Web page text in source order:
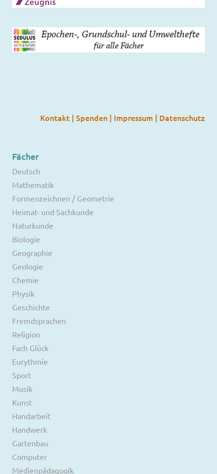
Kontakt | Spenden | Impressum | Datenschutz
Fächer
Deutsch
Mathematik
Formenzeichnen / Geometrie
Heimat- und Sachkunde
Naturkunde
Biologie
Geographie
Geologie
Chemie
Physik
Geschichte
Fremdsprachen
Religion
Fach Glück
Eurythmie
Sport
Musik
Kunst
Handarbeit
Handwerk
Gartenbau
Computer
Medienpädagogik